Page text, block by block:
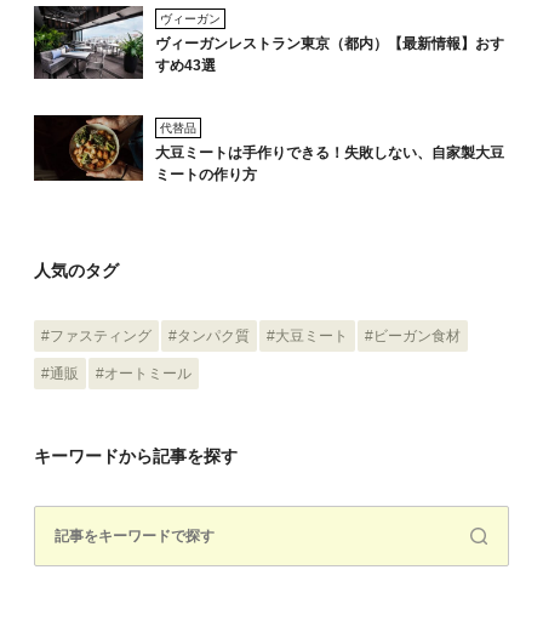
ヴィーガン
ヴィーガンレストラン東京（都内）【最新情報】おす
すめ43選
代替品
大豆ミートは手作りできる！失敗しない、自家製大豆
ミートの作り方
人気のタグ
#ファスティング #タンパク質 #大豆ミート #ビーガン食材
#通販 #オートミール
キーワードから記事を探す